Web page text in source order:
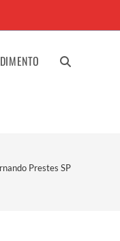
ALTERNAR
Prestes SP